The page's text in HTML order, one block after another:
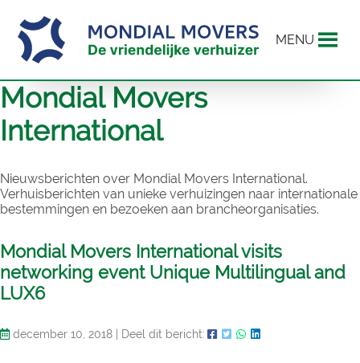
MENU
Mondial Movers
International
Nieuwsberichten over Mondial Movers International.
Verhuisberichten van unieke verhuizingen naar internationale
bestemmingen en bezoeken aan brancheorganisaties.
Mondial Movers International visits
networking event Unique Multilingual and
LUX6
december 10, 2018 Deel dit bericht: